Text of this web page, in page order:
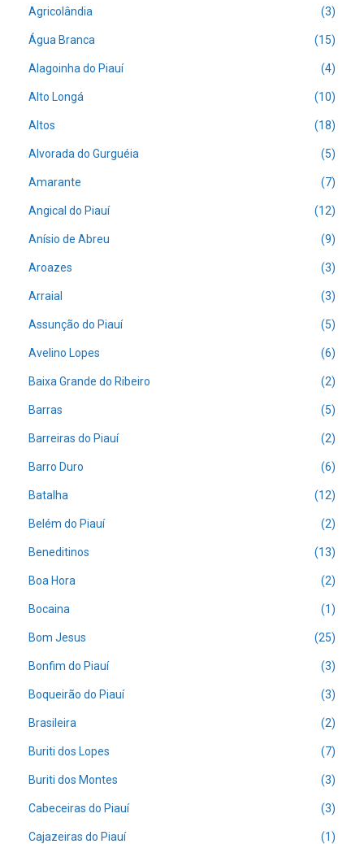
Agricolândia (3)
Água Branca (15)
Alagoinha do Piauí (4)
Alto Longá (10)
Altos (18)
Alvorada do Gurguéia (5)
Amarante (7)
Angical do Piauí (12)
Anísio de Abreu (9)
Aroazes (3)
Arraial (3)
Assunção do Piauí (5)
Avelino Lopes (6)
Baixa Grande do Ribeiro (2)
Barras (5)
Barreiras do Piauí (2)
Barro Duro (6)
Batalha (12)
Belém do Piauí (2)
Beneditinos (13)
Boa Hora (2)
Bocaina (1)
Bom Jesus (25)
Bonfim do Piauí (3)
Boqueirão do Piauí (3)
Brasileira (2)
Buriti dos Lopes (7)
Buriti dos Montes (3)
Cabeceiras do Piauí (3)
Cajazeiras do Piauí (1)